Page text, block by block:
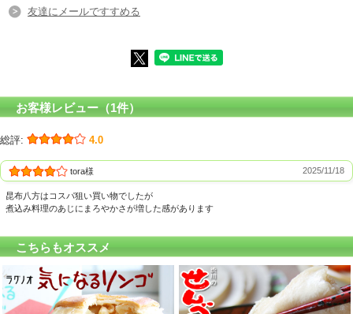
友達にメールですすめる
お客様レビュー（1件）
総評: 4.0
tora様 2025/11/18
昆布八方はコスパ狙い買い物でしたが
煮込み料理のあじにまろやかさが増した感があります
こちらもオススメ